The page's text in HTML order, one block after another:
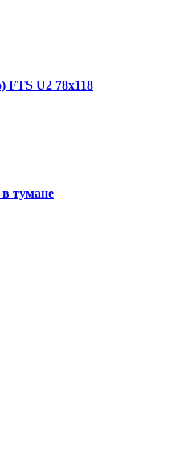
FTS U2 78х118
тумане